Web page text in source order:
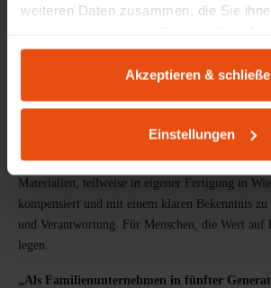
weiteren Daten zusammen, die Sie
gesammelt haben.
Akzeptieren &
Einstellungen
PRODUKTDESIGN AUS WIESBADEN
Möbel mit Herkunft & Haltung
produzieren wir Möbel mit einem Anspruch, der
Funktion hinausgeht. Unsere Produkte entstehen
Materialien, teilweise in eigener Fertigung in
kompensiert und mit einem klaren Bekenntnis
und Verantwortung. Für Menschen, die Wert
legen.
„Als Familienunternehmen in fünfter